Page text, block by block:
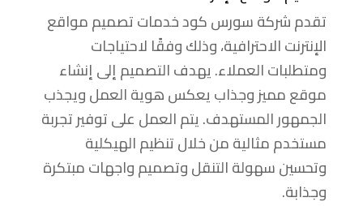
تقدم شركة سورس كود خدمات تصميم مواقع
الإنترنت الاحترافية، وذلك وفقًا لاحتياجات
ومتطلبات العملاء. يهدف التصميم إلى إنشاء
موقع مميز وجذاب يعكس هوية العمل ويجذب
الجمهور المستهدف. يتم العمل على توفير تجربة
مستخدم مثالية من خلال تنظيم الهيكلية
وتحسين سهولة التنقل وتصميم واجهات مبتكرة
وجذابة.